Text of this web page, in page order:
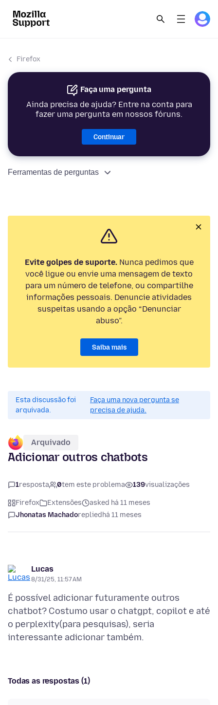
Firefox
Faça uma pergunta
Ainda precisa de ajuda? Entre na conta para
fazer uma pergunta em nossos fóruns.
Continuar
Ferramentas de perguntas
Evite golpes de suporte.Nunca pedimos que
você ligue ou envie uma mensagem de texto
para um número de telefone, ou compartilhe
informações pessoais. Denuncie atividades
suspeitas usando a opção “Denunciar
abuso”.
Saiba mais
Esta discussão foi
arquivada.
Faça uma nova pergunta se
precisa de ajuda.
Arquivado
Adicionar outros chatbots
1resposta 0tem este problema 139visualizações
Firefox Extensões
asked há 11 meses
Jhonatas Machadoreplied há 11 meses
Lucas
8/31/25, 11:57 AM
É possível adicionar futuramente outros
chatbot? Costumo usar o chatgpt, copilot e até
o perplexity(para pesquisas), seria
Todas as respostas (1)